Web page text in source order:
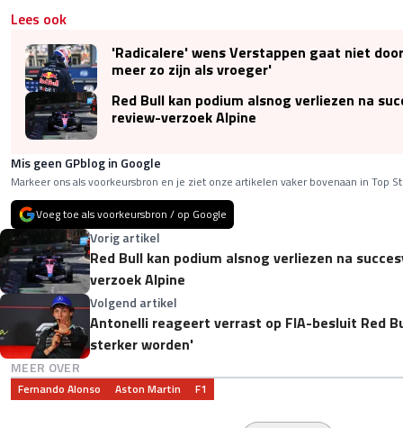
Lees ook
'Radicalere' wens Verstappen gaat niet
meer zo zijn als vroeger'
Red Bull kan podium alsnog verliezen na
review-verzoek Alpine
Mis geen GPblog in Google
Markeer ons als voorkeursbron en je ziet onze artikelen vaker bovenaan in Top
Voeg toe als voorkeursbron / op Google
Vorig artikel
Red Bull kan podium alsnog verliezen na
verzoek Alpine
Volgend artikel
Antonelli reageert verrast op FIA-besluit Red
sterker worden'
MEER OVER
Fernando Alonso Aston Martin F1